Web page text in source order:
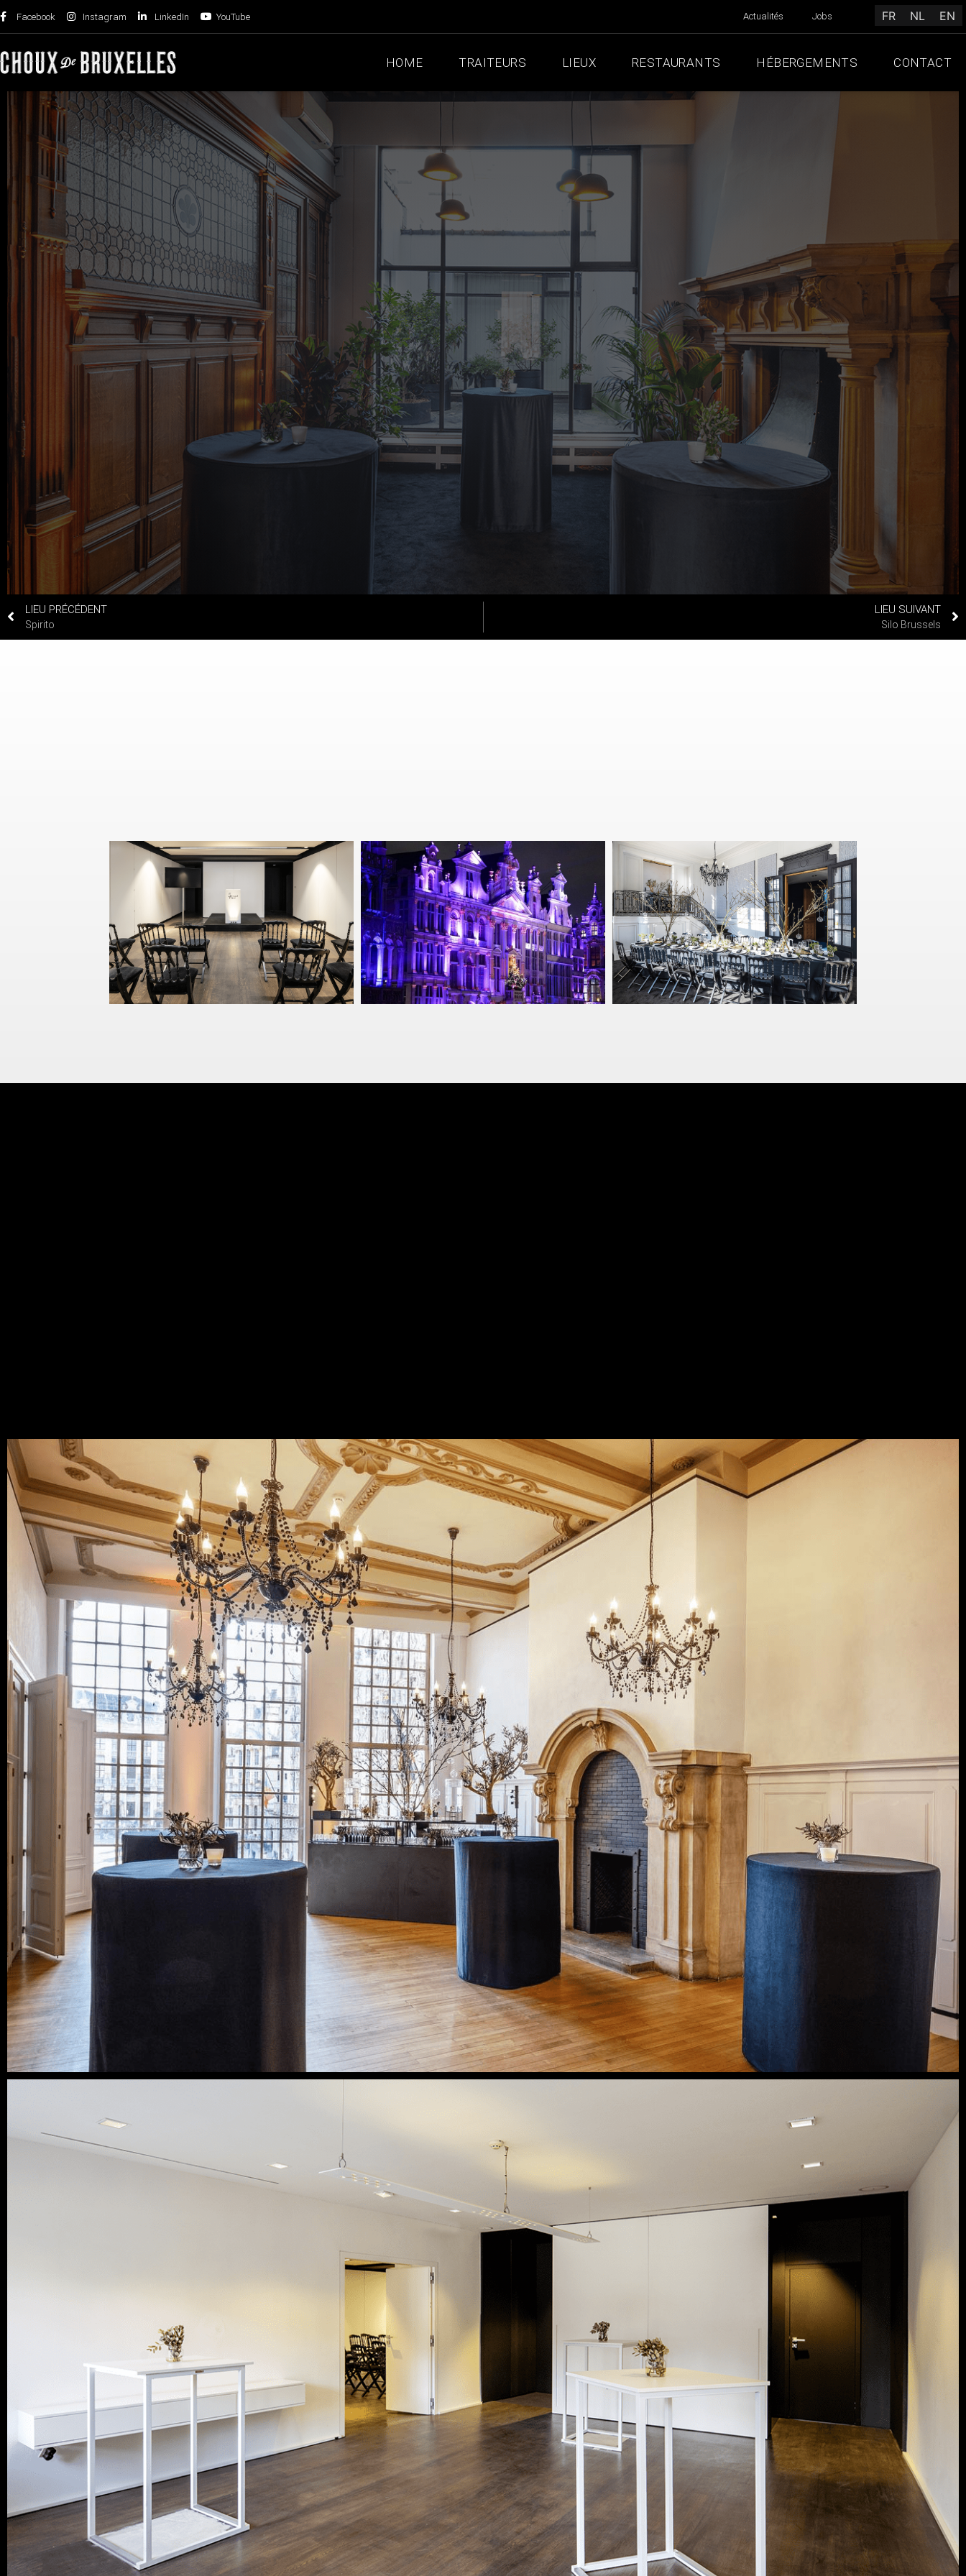
Facebook Instagram LinkedIn YouTube Actualités Jobs FR NL EN
HOME TRAITEURS LIEUX RESTAURANTS HÉBERGEMENTS CONTACT
LIEU PRÉCÉDENT
Spirito
LIEU SUIVANT
Silo Brussels